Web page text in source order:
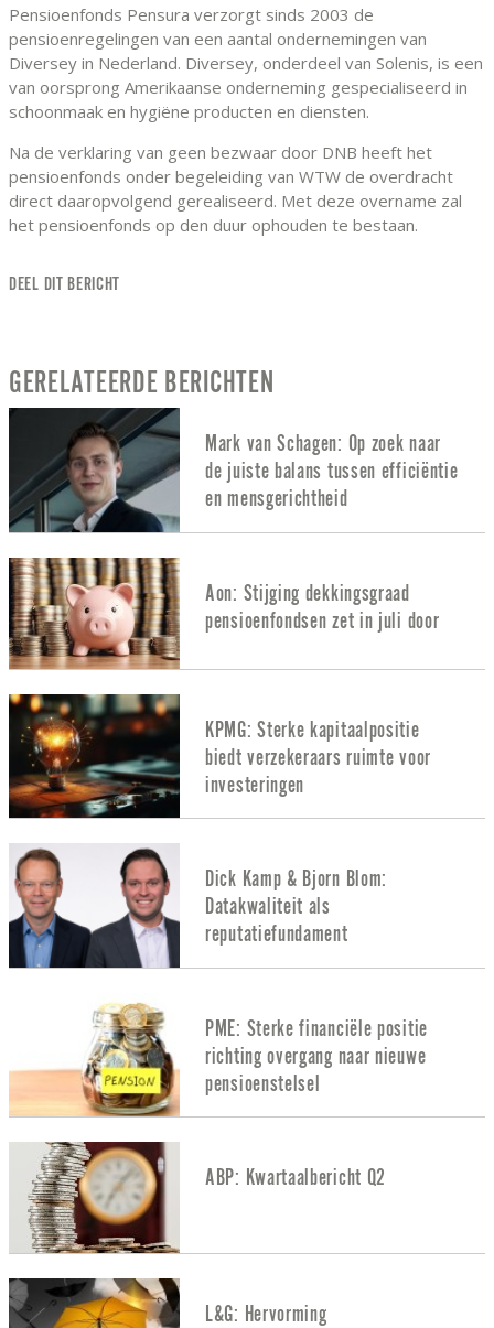
Pensioenfonds Pensura verzorgt sinds 2003 de
pensioenregelingen van een aantal ondernemingen van
Diversey in Nederland. Diversey, onderdeel van Solenis, is een
van oorsprong Amerikaanse onderneming gespecialiseerd in
schoonmaak en hygiëne producten en diensten.
Na de verklaring van geen bezwaar door DNB heeft het
pensioenfonds onder begeleiding van WTW de overdracht
direct daaropvolgend gerealiseerd. Met deze overname zal
het pensioenfonds op den duur ophouden te bestaan.
DEEL DIT BERICHT
GERELATEERDE BERICHTEN
Mark van Schagen: Op zoek naar
de juiste balans tussen efficiëntie
en mensgerichtheid
Aon: Stijging dekkingsgraad
pensioenfondsen zet in juli door
KPMG: Sterke kapitaalpositie
biedt verzekeraars ruimte voor
investeringen
Dick Kamp & Bjorn Blom:
Datakwaliteit als
reputatiefundament
PME: Sterke financiële positie
richting overgang naar nieuwe
pensioenstelsel
ABP: Kwartaalbericht Q2
L&G: Hervorming